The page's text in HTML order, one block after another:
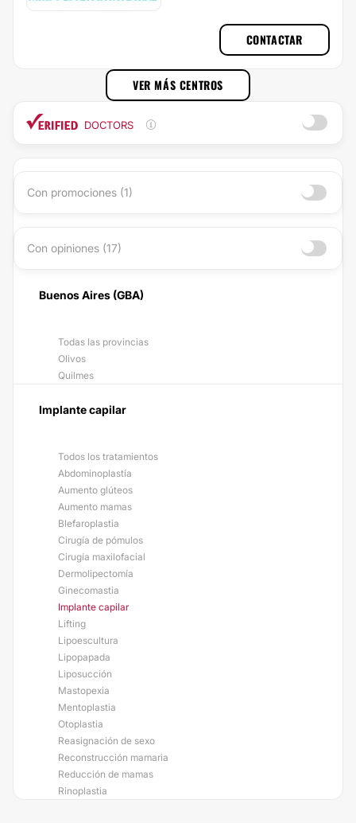
CONTACTAR
VER MÁS CENTROS
DOCTORS
Con promociones (1)
Con opiniones (17)
Buenos Aires (GBA)
Todas las provincias
Olivos
Quilmes
Implante capilar
Todos los tratamientos
Abdominoplastía
Aumento glúteos
Aumento mamas
Blefaroplastia
Cirugía de pómulos
Cirugía maxilofacial
Dermolipectomía
Ginecomastia
Implante capilar
Lifting
Lipoescultura
Lipopapada
Liposucción
Mastopexia
Mentoplastia
Otoplastia
Reasignación de sexo
Reconstrucción mamaria
Reducción de mamas
Rinoplastia